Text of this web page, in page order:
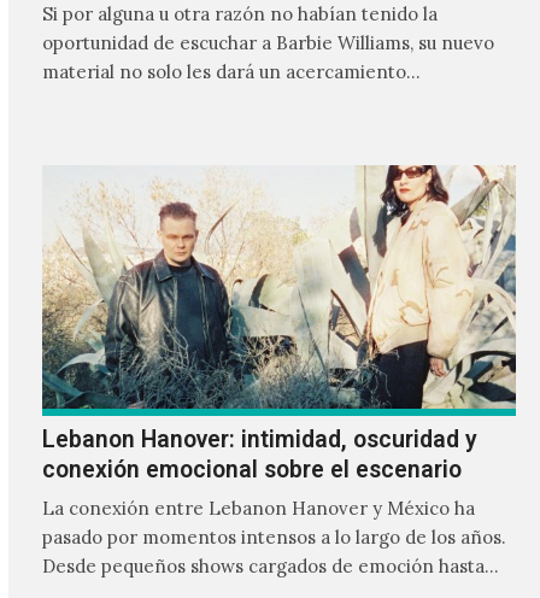
Si por alguna u otra razón no habían tenido la
oportunidad de escuchar a Barbie Williams, su nuevo
material no solo les dará un acercamiento…
Lebanon Hanover: intimidad, oscuridad y
conexión emocional sobre el escenario
La conexión entre Lebanon Hanover y México ha
pasado por momentos intensos a lo largo de los años.
Desde pequeños shows cargados de emoción hasta